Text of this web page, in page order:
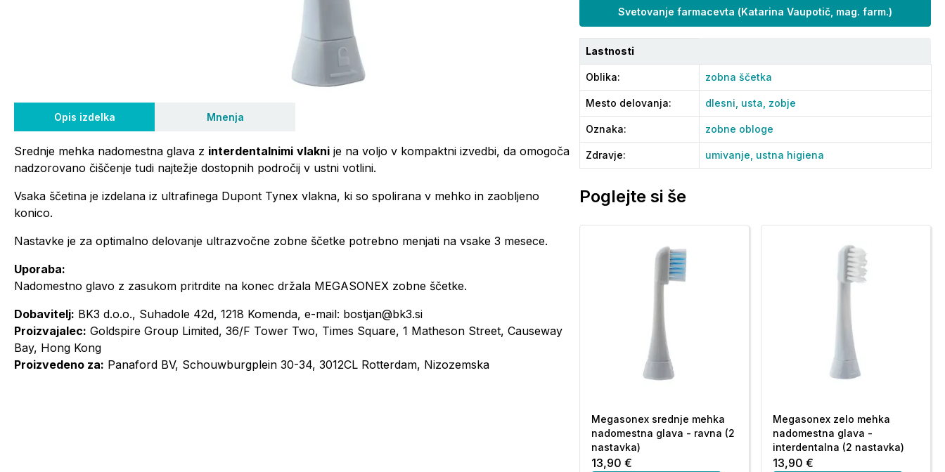
Opis izdelka Mnenja
Srednje mehka nadomestna glava z interdentalnimi vlakni je na voljo v kompaktni izvedbi, da omogoča
nadzorovano čiščenje tudi najtežje dostopnih področij v ustni votlini.
Vsaka ščetina je izdelana iz ultrafinega Dupont Tynex vlakna, ki so spolirana v mehko in zaobljeno
konico.
Nastavke je za optimalno delovanje ultrazvočne zobne ščetke potrebno menjati na vsake 3 mesece.
Uporaba:
Nadomestno glavo z zasukom pritrdite na konec držala MEGASONEX zobne ščetke.
Dobavitelj: BK3 d.o.o., Suhadole 42d, 1218 Komenda, e-mail: bostjan@bk3.si
Proizvajalec: Goldspire Group Limited, 36/F Tower Two, Times Square, 1 Matheson Street, Causeway
Bay, Hong Kong
Proizvedeno za: Panaford BV, Schouwburgplein 30-34, 3012CL Rotterdam, Nizozemska
Svetovanje farmacevta (Katarina Vaupotič, mag. farm.)
Lastnosti
Oblika: zobna ščetka
Mesto delovanja: dlesni, usta, zobje
Oznaka: zobne obloge
Zdravje: umivanje, ustna higiena
Poglejte si še
Megasonex srednje mehka
nadomestna glava - ravna (2
nastavka)
13,90 €
Megasonex zelo mehka
nadomestna glava -
interdentalna (2 nastavka)
13,90 €